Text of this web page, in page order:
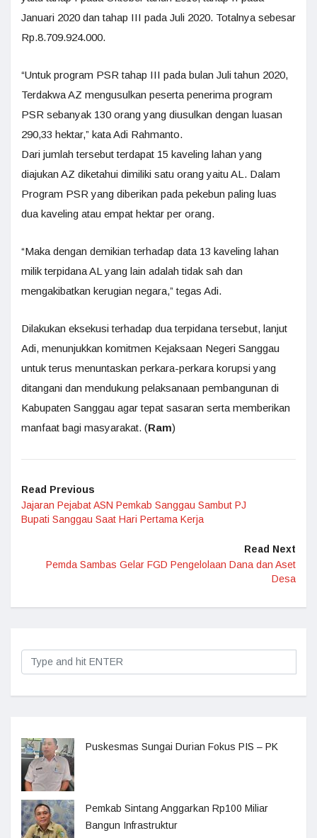
Januari 2020 dan tahap III pada Juli 2020. Totalnya sebesar
Rp.8.709.924.000.
“Untuk program PSR tahap III pada bulan Juli tahun 2020,
Terdakwa AZ mengusulkan peserta penerima program
PSR sebanyak 130 orang yang diusulkan dengan luasan
290,33 hektar,” kata Adi Rahmanto.
Dari jumlah tersebut terdapat 15 kaveling lahan yang
diajukan AZ diketahui dimiliki satu orang yaitu AL. Dalam
Program PSR yang diberikan pada pekebun paling luas
dua kaveling atau empat hektar per orang.
“Maka dengan demikian terhadap data 13 kaveling lahan
milik terpidana AL yang lain adalah tidak sah dan
mengakibatkan kerugian negara,” tegas Adi.
Dilakukan eksekusi terhadap dua terpidana tersebut, lanjut
Adi, menunjukkan komitmen Kejaksaan Negeri Sanggau
untuk terus menuntaskan perkara-perkara korupsi yang
ditangani dan mendukung pelaksanaan pembangunan di
Kabupaten Sanggau agar tepat sasaran serta memberikan
manfaat bagi masyarakat. (Ram)
Read Previous
Jajaran Pejabat ASN Pemkab Sanggau Sambut PJ
Bupati Sanggau Saat Hari Pertama Kerja
Read Next
Pemda Sambas Gelar FGD Pengelolaan Dana dan Aset
Desa
Puskesmas Sungai Durian Fokus PIS – PK
Pemkab Sintang Anggarkan Rp100 Miliar
Bangun Infrastruktur